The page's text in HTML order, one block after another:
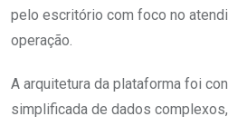
pelo escritório com foco no
operação.
A arquitetura da plataforma foi
simplificada de dados